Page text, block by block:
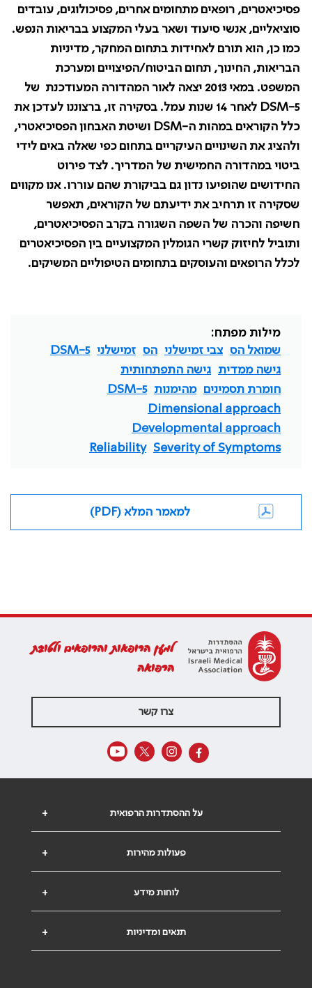
פסיכיאטרים, רופאים מתחומים אחרים, פסיכולוגים, עובדים
סוציאליים, אנשי סיעוד ושאר בעלי המקצוע בבריאות הנפש.
כמו כן, הוא תורם לאחידות בתחום המחקר, מדיניות
הבריאות, החינוך, תחום הביטוח/הפיצויים ומערכת
המשפט. במאי 2013 יצאה לאור המהדורה המעודכנת של
DSM-5
לאחר 14 שנות עמל. בסקירה זו, ברצוננו לעדכן את
כלל הקוראים במהות ה-DSM ושיטת האבחון הפסיכיאטרי,
ולהציג את השינויים העיקריים בתחום כפי שאלה באים לידי
ביטוי במהדורה החמישית של המדריך. לצד פירוט
החידושים שהופיעו נדון גם בביקורת שהם עוררו. אנו מקווים
שסקירה זו תרחיב את ידיעתם של הקוראים, תאפשר
חשיפה והכרה של השפה השגורה בקרב הפסיכיאטרים,
ותוביל לחיזוק קשרי הגומלין המקצועיים בין הפסיכיאטרים
לכלל הרופאים והעוסקים בתחומים הטיפוליים המשיקים.
מילות מפתח:
שמואל הס
צבי זמישלני הס זמישלני DSM-5
גישה ממדית
גישה התפתחותית
חומרת תסמינים
מהימנות
DSM-5
Dimensional approach
Developmental approach
Severity of Symptoms
Reliability
למאמר המלא (PDF)
למען הרופאות והרופאים ולטובת
הרפואה
צרו קשר
+ על ההסתדרות הרפואית
+ פעולות מהירות
+ לוחות מידע
+ תנאים ומדיניות